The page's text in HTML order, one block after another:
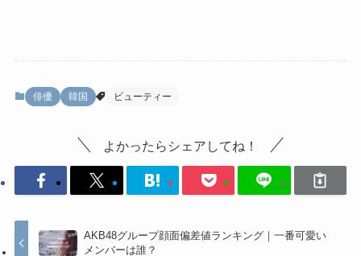
俳優 韓国 ビューティー
よかったらシェアしてね！
AKB48グループ顔面偏差値ランキング｜一番可愛い
メンバーは誰？